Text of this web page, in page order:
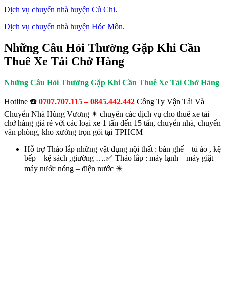
Dịch vụ chuyển nhà huyện Củ Chi.
Dịch vụ chuyển nhà huyện Hóc Môn.
Những Câu Hỏi Thường Gặp Khi Cần
Thuê Xe Tải Chở Hàng
Những Câu Hỏi Thường Gặp Khi Cần Thuê Xe Tải Chở Hàng
Hotline ☎️ 0707.707.115 – 0845.442.442 Công Ty Vận Tải Và
Chuyển Nhà Hùng Vương ✴ chuyên các dịch vụ cho thuê xe tải
chở hàng giá rẻ với các loại xe 1 tấn đến 15 tấn, chuyển nhà, chuyển
văn phòng, kho xưởng trọn gói tại TPHCM
Hỗ trợ Tháo lắp những vật dụng nội thất : bàn ghế – tủ áo , kệ
bếp – kệ sách ,giường ….✅ Tháo lắp : máy lạnh – máy giặt –
máy nước nóng – điện nước ✴️